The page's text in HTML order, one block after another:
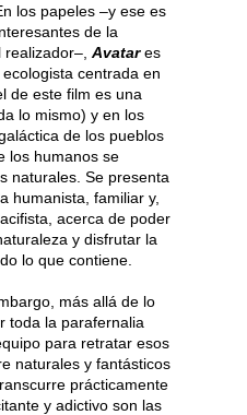
los papeles –y ese es
de la
Avatar es
centrada en
de este film es una
lo mismo) y en los
de los pueblos
los humanos se
naturales. Se presenta
humanista, familiar y,
acerca de poder
y disfrutar la
lo que contiene.
más allá de lo
toda la parafernalia
para retratar esos
naturales y fantásticos
prácticamente
y adictivo son las